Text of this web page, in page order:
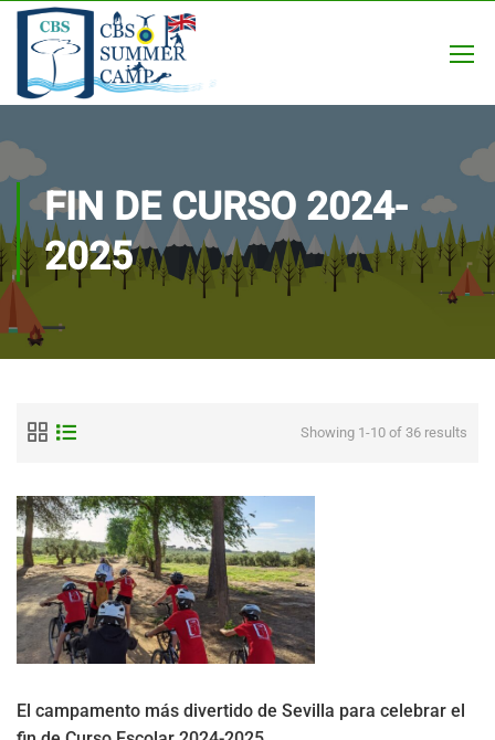
FIN DE CURSO 2024-
2025
Showing 1-10 of 36 results
El campamento más divertido de Sevilla para celebrar el